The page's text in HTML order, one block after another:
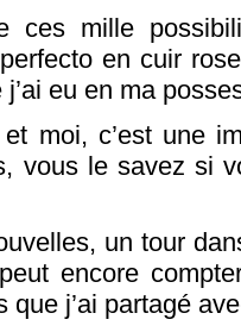
ces mille
en cuir
eu en ma
moi, c’est une
vous le savez si
un tour
encore
que j’ai partagé